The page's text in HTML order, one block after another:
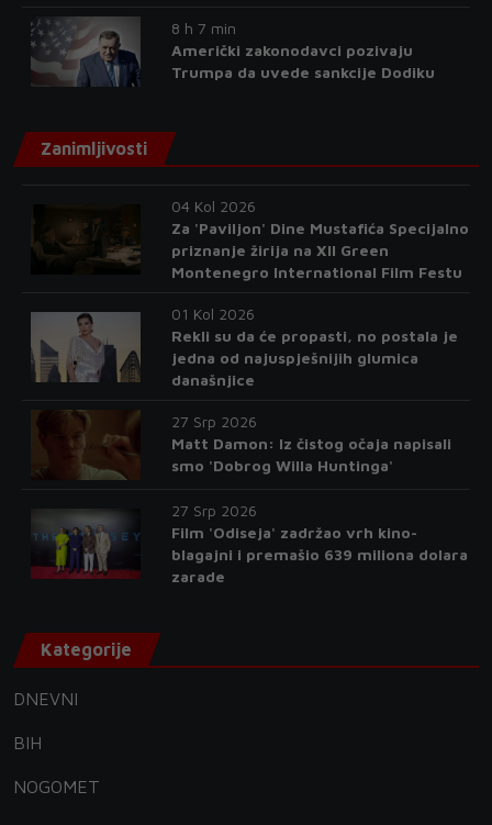
8 h 7 min
Američki zakonodavci pozivaju
Trumpa da uvede sankcije Dodiku
Zanimljivosti
04 Kol 2026
Za 'Paviljon' Dine Mustafića Specijalno
priznanje žirija na XII Green
Montenegro International Film Festu
01 Kol 2026
Rekli su da će propasti, no postala je
jedna od najuspješnijih glumica
današnjice
27 Srp 2026
Matt Damon: Iz čistog očaja napisali
smo 'Dobrog Willa Huntinga'
27 Srp 2026
Film 'Odiseja' zadržao vrh kino-
blagajni i premašio 639 miliona dolara
zarade
Kategorije
DNEVNI
BIH
NOGOMET